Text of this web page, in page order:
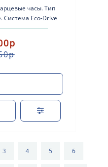
часы. Тип
Система Eco-Drive
от световой энерг..
3 4 5 6